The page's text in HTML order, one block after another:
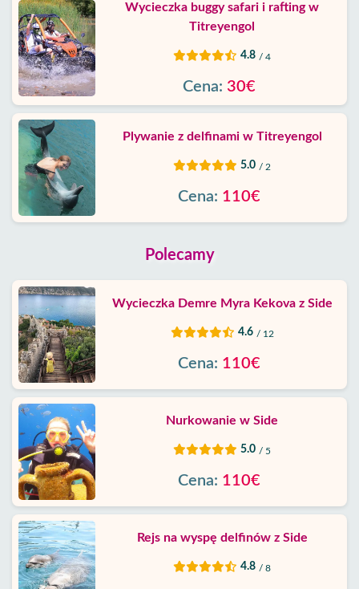
Wycieczka buggy safari i rafting w
Titreyengol
4.8 / 4
Cena: 30€
Plywanie z delfinami w Titreyengol
5.0 / 2
Cena: 110€
Polecamy
Wycieczka Demre Myra Kekova z Side
4.6 / 12
Cena: 110€
Nurkowanie w Side
5.0 / 5
Cena: 110€
Rejs na wyspę delfinów z Side
4.8 / 8